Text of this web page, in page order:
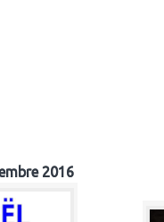
2016